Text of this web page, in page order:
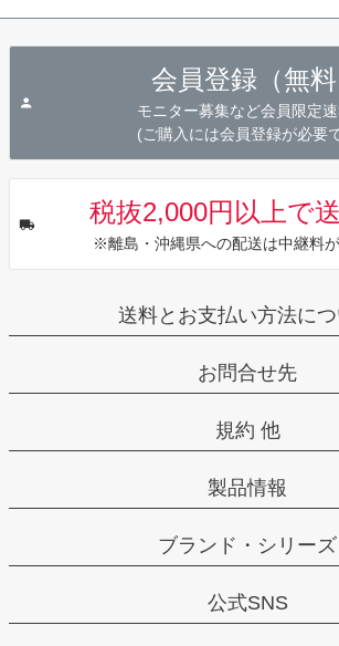
会員登録（無料
モニター募集など会員限定
(ご購入には会員登録が必要
税抜2,000円以上で
※離島・沖縄県への配送は中継料
送料とお支払い方法に
お問合せ先
規約 他
製品情報
ブランド・シリーズ
公式SNS